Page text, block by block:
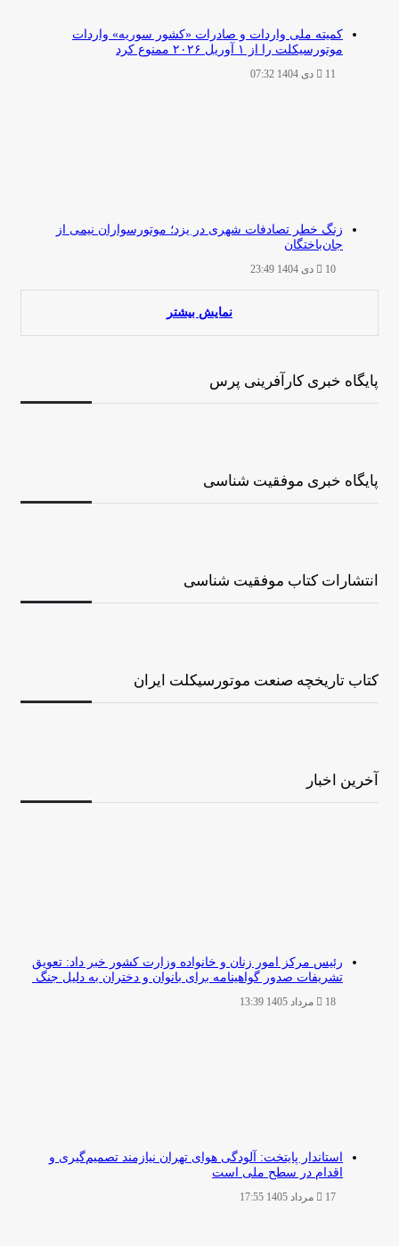
کمیته ملی واردات و صادرات «کشور سوریه» واردات
موتورسیکلت را از ۱ آوریل ۲۰۲۶ ممنوع کرد
11 دی 1404 07:32
زنگ خطر تصادفات شهری در یزد؛ موتورسواران نیمی از
جان‌باختگان
10 دی 1404 23:49
نمایش بیشتر
پایگاه خبری کارآفرینی پرس
پایگاه خبری موفقیت شناسی
انتشارات کتاب موفقیت شناسی
کتاب تاریخچه صنعت موتورسیکلت ایران
آخرین اخبار
رئیس مرکز امور زنان و خانواده وزارت کشور خبر داد: تعویق
تشریفات صدور گواهینامه برای بانوان و دختران به دلیل جنگ
18 مرداد 1405 13:39
استاندار پایتخت: آلودگی هوای تهران نیازمند تصمیم‌گیری و
اقدام در سطح ملی است
17 مرداد 1405 17:55